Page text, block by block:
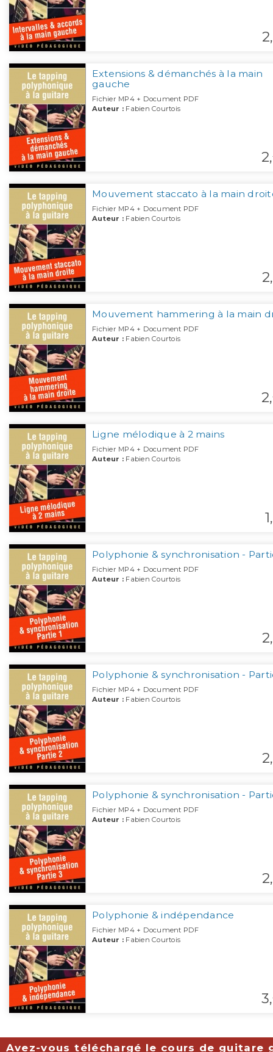
2,
Extensions & démanchés à la main
gauche
Fichier MP4 + Document PDF
Auteur : Fabien Courtois
2,
Mouvement staccato à la main
Fichier MP4 + Document PDF
Auteur : Fabien Courtois
2,
Mouvement hammering à la main
Fichier MP4 + Document PDF
Auteur : Fabien Courtois
2,
Ligne mélodique à 2 mains
Fichier MP4 + Document PDF
Auteur : Fabien Courtois
1,
Polyphonie & synchronisation -
Fichier MP4 + Document PDF
Auteur : Fabien Courtois
2,
Polyphonie & synchronisation -
Fichier MP4 + Document PDF
Auteur : Fabien Courtois
2,
Polyphonie & synchronisation -
Fichier MP4 + Document PDF
Auteur : Fabien Courtois
2,
Polyphonie & indépendance
Fichier MP4 + Document PDF
Auteur : Fabien Courtois
3,
Avez-vous téléchargé le cours de guitare